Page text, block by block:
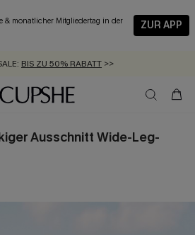
& monatlicher Mitgliedertag in der
ZUR APP
JEDEM SCHNELLVERSAND-ARTIKEL >>
BIS ZU 50% RABATT >>
BIS ZU -20% EXTRA ERHALTEN
VERSAND AB 89 €
Ausschnitt Wide-Leg-